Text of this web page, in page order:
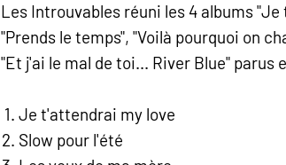
Les Introuvables réuni les 4 albums
"Prends le temps", "Voilà pourquoi on
"Et j'ai le mal de toi... River Blue" parus
Je t'attendrai my love
Slow pour l'été